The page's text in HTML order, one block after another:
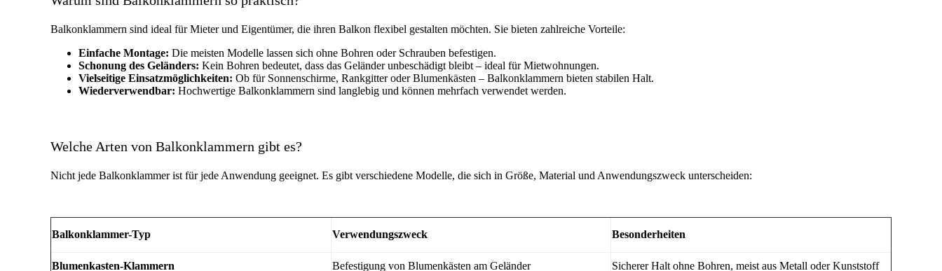
Balkonklammern sind ideal für Mieter und Eigentümer, die ihren Balkon flexibel gestalten möchten. Sie bieten zahlreiche Vorteile:
Einfache Montage: Die meisten Modelle lassen sich ohne Bohren oder Schrauben befestigen.
Schonung des Geländers: Kein Bohren bedeutet, dass das Geländer unbeschädigt bleibt – ideal für Mietwohnungen.
Vielseitige Einsatzmöglichkeiten: Ob für Sonnenschirme, Rankgitter oder Blumenkästen – Balkonklammern bieten stabilen Halt.
Wiederverwendbar: Hochwertige Balkonklammern sind langlebig und können mehrfach verwendet werden.
Welche Arten von Balkonklammern gibt es?
Nicht jede Balkonklammer ist für jede Anwendung geeignet. Es gibt verschiedene Modelle, die sich in Größe, Material und Anwendungszweck unterscheiden:
Balkonklammer-Typ Verwendungszweck Besonderheiten
Blumenkasten-Klammern Befestigung von Blumenkästen am Geländer Sicherer Halt ohne Bohren, meist aus Metall oder Kunststoff